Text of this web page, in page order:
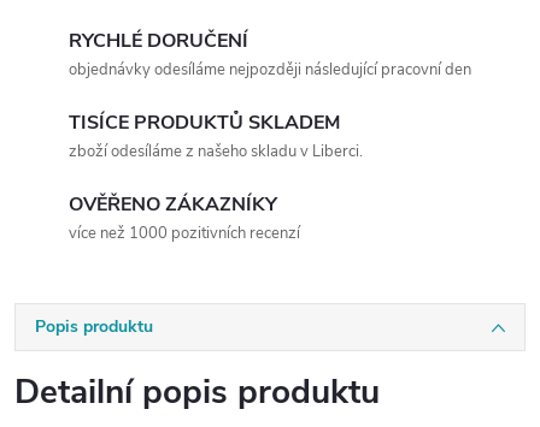
RYCHLÉ DORUČENÍ
objednávky odesíláme nejpozději následující pracovní den
TISÍCE PRODUKTŮ SKLADEM
zboží odesíláme z našeho skladu v Liberci.
OVĚŘENO ZÁKAZNÍKY
více než 1000 pozitivních recenzí
Popis produktu
Detailní popis produktu